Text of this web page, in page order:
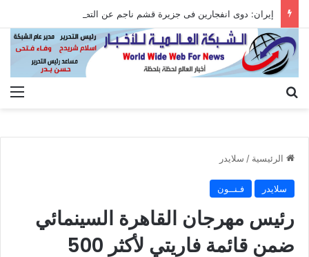
الرئيسية / سلايدر
سلايدر فـنــون
رئيس مهرجان القاهرة السينمائي
ضمن قائمة فاريتي لأكثر 500